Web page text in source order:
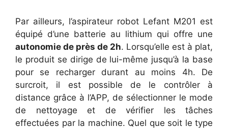
Par ailleurs, l’aspirateur robot Lefant M201 est
équipé d’une batterie au lithium qui offre une
autonomie de près de 2h. Lorsqu’elle est à plat,
le produit se dirige de lui-même jusqu’à la base
pour se recharger durant au moins 4h. De
surcroit, il est possible de le contrôler à
distance grâce à l’APP, de sélectionner le mode
de nettoyage et de vérifier les tâches
effectuées par la machine. Quel que soit le type